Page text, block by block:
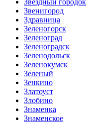
Звенигород
Здравница
Зеленогорск
Зеленоград
Зеленоградск
Зеленодольск
Зеленокумск
Зеленый
Зенкино
Златоуст
Злобино
Знаменка
Знаменское